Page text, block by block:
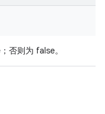
否则为 false。